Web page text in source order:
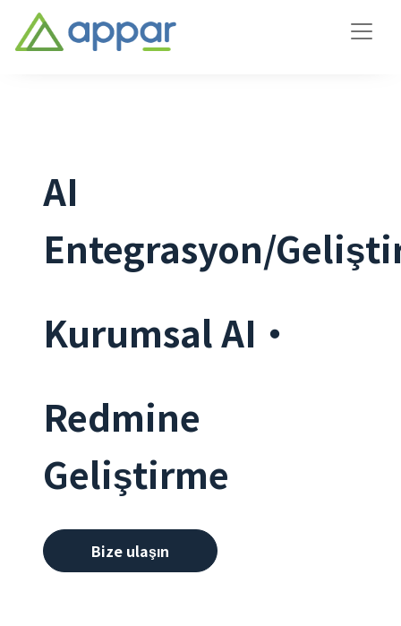
AI
Entegrasyon/
Kurumsal AI・
Redmine
Geliştirme
Bize ulaşın